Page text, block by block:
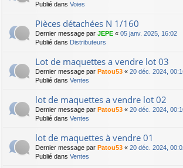
Publié dans Voies
Pièces détachées N 1/160
Dernier message par JEPE « 05 janv. 2025, 16:02
Publié dans Distributeurs
Lot de maquettes a vendre lot 03
Dernier message par Patou53 « 20 déc. 2024,
Publié dans Ventes
lot de maquettes a vendre lot 02
Dernier message par Patou53 « 20 déc. 2024,
Publié dans Ventes
lot de maquettes à vendre 01
Dernier message par Patou53 « 20 déc. 2024,
Publié dans Ventes